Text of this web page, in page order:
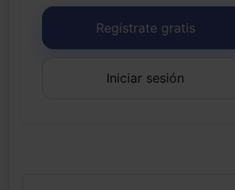
Regístrate gratis
Iniciar sesión